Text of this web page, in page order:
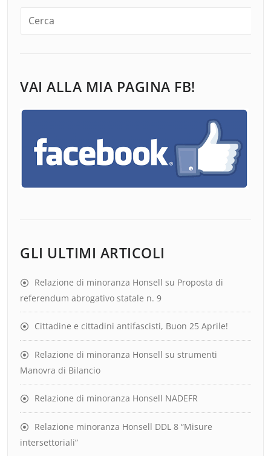
VAI ALLA MIA PAGINA FB!
GLI ULTIMI ARTICOLI
Relazione di minoranza Honsell su Proposta di
referendum abrogativo statale n. 9
Cittadine e cittadini antifascisti, Buon 25 Aprile!
Relazione di minoranza Honsell su strumenti
Manovra di Bilancio
Relazione di minoranza Honsell NADEFR
Relazione minoranza Honsell DDL 8 “Misure
intersettoriali”